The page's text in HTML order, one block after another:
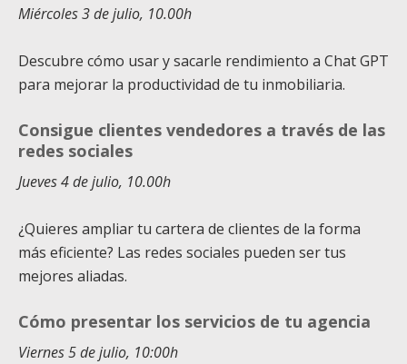
Miércoles 3 de julio, 10.00h
Descubre cómo usar y sacarle rendimiento a Chat GPT
para mejorar la productividad de tu inmobiliaria.
Consigue clientes vendedores a través de las
redes sociales
Jueves 4 de julio, 10.00h
¿Quieres ampliar tu cartera de clientes de la forma
más eficiente? Las redes sociales pueden ser tus
mejores aliadas.
Cómo presentar los servicios de tu agencia
Viernes 5 de julio, 10:00h